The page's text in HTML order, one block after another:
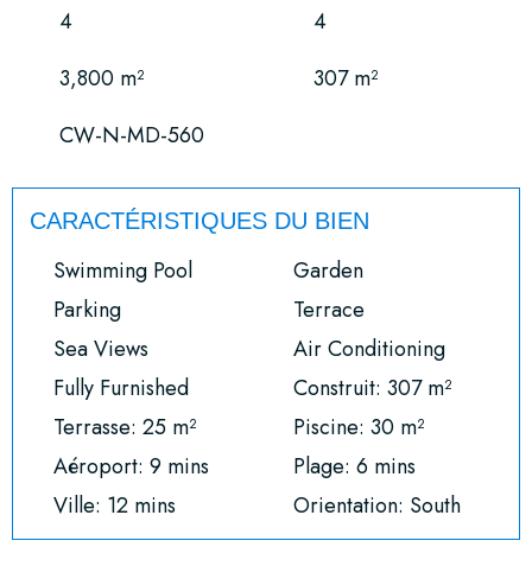
4
4
3,800 m²
307 m²
CW-N-MD-560
CARACTÉRISTIQUES DU BIEN
Swimming Pool
Garden
Parking
Terrace
Sea Views
Air Conditioning
Fully Furnished
Construit: 307 m²
Terrasse: 25 m²
Piscine: 30 m²
Aéroport: 9 mins
Plage: 6 mins
Ville: 12 mins
Orientation: South